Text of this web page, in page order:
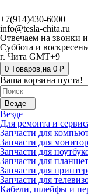
+7(914)430-6000
info@tesla-chita.ru
Отвечаем на звонки
Суббота и
г. Чита GMT+9
0 Tоваров,на 0 ₽
Ваша корзина пуста!
Везде
Везде
Для ремонта и
Запчасти для
Запчасти для
Запчасти для
Запчасти для
Запчасти для
Запчасти для
Кабели, шлейфы и